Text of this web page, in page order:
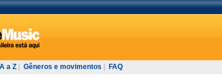
a Z Gêneros e movimentos FAQ